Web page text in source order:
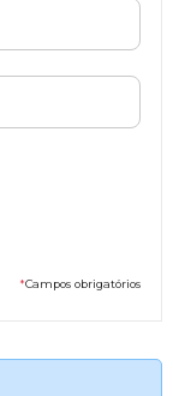
*Campos obrigatórios